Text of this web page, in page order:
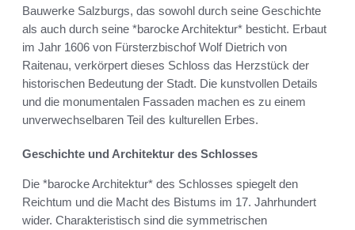
Bauwerke Salzburgs, das sowohl durch seine Geschichte
als auch durch seine *barocke Architektur* besticht. Erbaut
im Jahr 1606 von Fürsterzbischof Wolf Dietrich von
Raitenau, verkörpert dieses Schloss das Herzstück der
historischen Bedeutung der Stadt. Die kunstvollen Details
und die monumentalen Fassaden machen es zu einem
unverwechselbaren Teil des kulturellen Erbes.
Geschichte und Architektur des Schlosses
Die *barocke Architektur* des Schlosses spiegelt den
Reichtum und die Macht des Bistums im 17. Jahrhundert
wider. Charakteristisch sind die symmetrischen